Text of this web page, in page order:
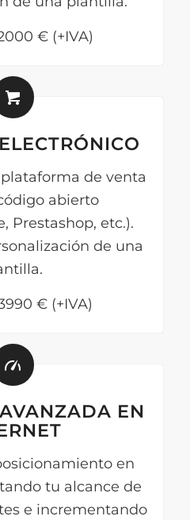
€ (+IVA)
de venta
abierto
Prestashop, etc.).
de una
€ (+IVA)
EN
en
tu alcance de
e incrementando